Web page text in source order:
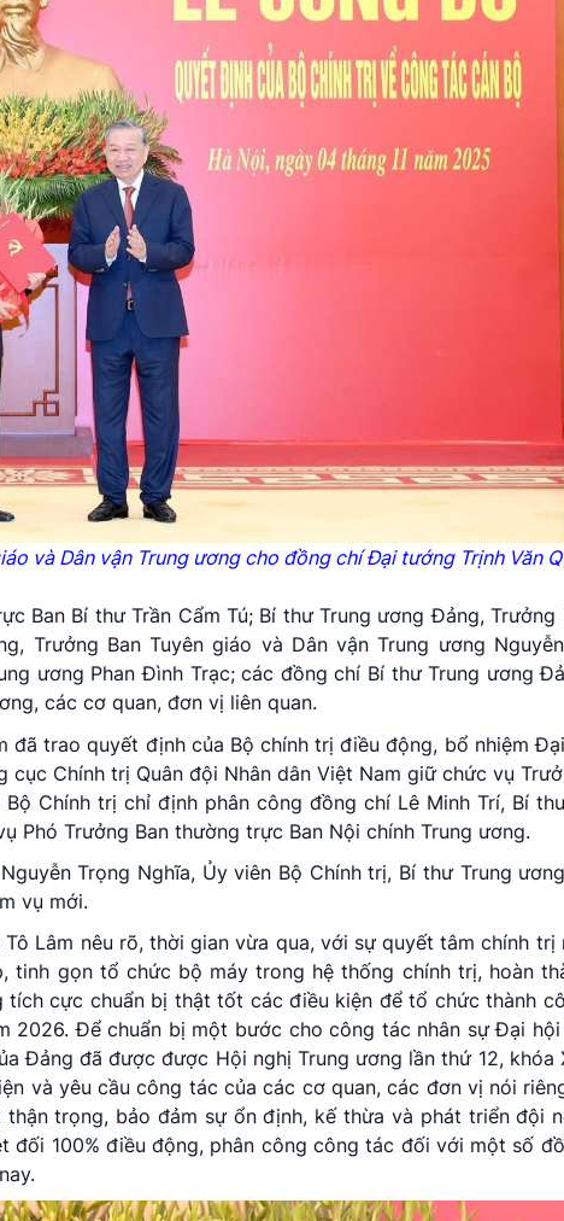
và Dân vận Trung ương cho đồng chí Đại tướng Trịnh Văn
Ban Bí thư Trần Cẩm Tú; Bí thư Trung ương Đảng, Trưởng
Trưởng Ban Tuyên giáo và Dân vận Trung ương
ương Phan Đình Trạc; các đồng chí Bí thư Trung ương
các cơ quan, đơn vị liên quan.
đã trao quyết định của Bộ chính trị điều động, bổ nhiệm
cục Chính trị Quân đội Nhân dân Việt Nam giữ chức vụ
Chính trị chỉ định phân công đồng chí Lê Minh Trí, Bí
Phó Trưởng Ban thường trực Ban Nội chính Trung ương.
Trọng Nghĩa, Ủy viên Bộ Chính trị, Bí thư Trung
vụ mới.
Lâm nêu rõ, thời gian vừa qua, với sự quyết tâm chính trị
tinh gọn tổ chức bộ máy trong hệ thống chính trị, hoàn
cực chuẩn bị thật tốt các điều kiện để tổ chức thành
2026. Để chuẩn bị một bước cho công tác nhân sự Đại hội
Đảng đã được được Hội nghị Trung ương lần thứ 12, khóa
và yêu cầu công tác của các cơ quan, các đơn vị nói
trọng, bảo đảm sự ổn định, kế thừa và phát triển đội
100% điều động, phân công công tác đối với một số